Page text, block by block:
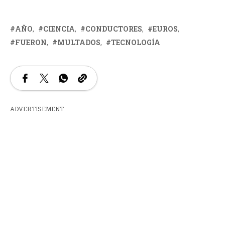
AÑO CIENCIA CONDUCTORES
EUROS
FUERON
MULTADOS TECNOLOGÍA
ADVERTISEMENT